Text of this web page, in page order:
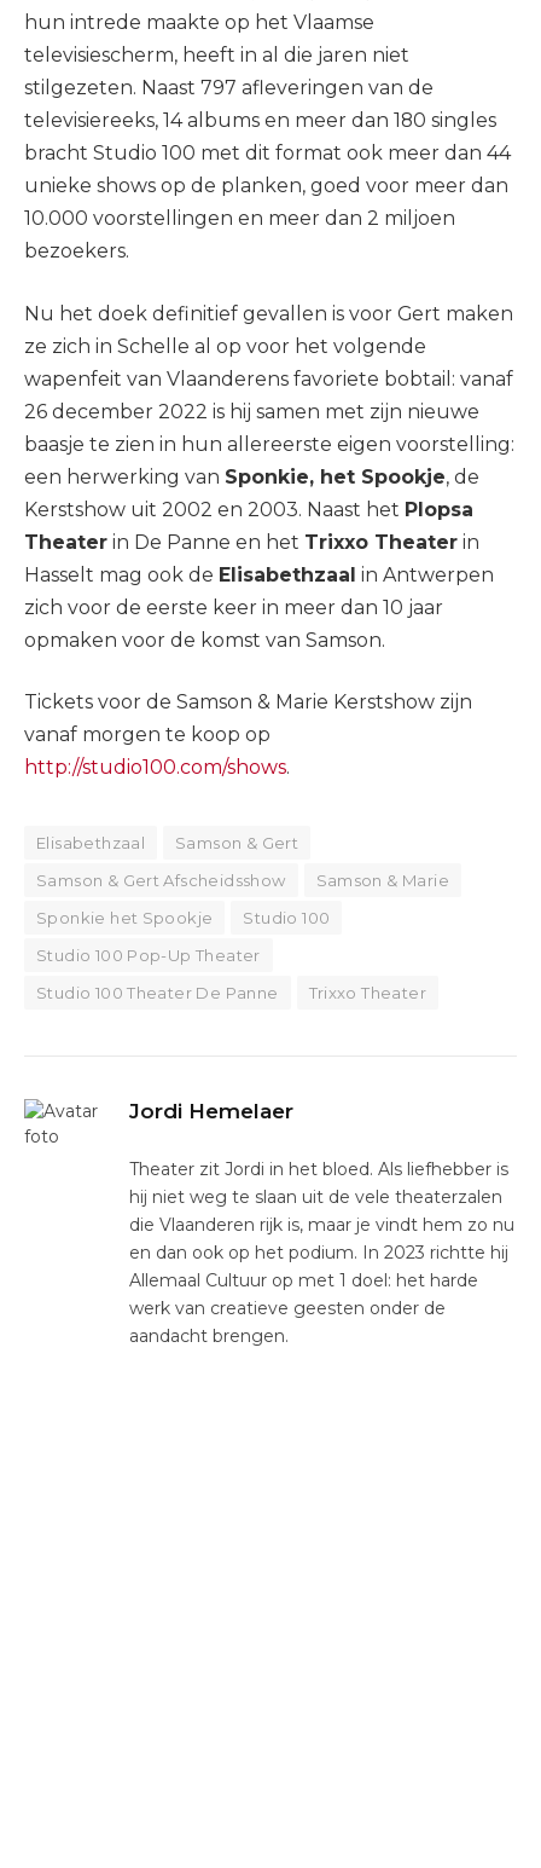
hun intrede maakte op het Vlaamse
televisiescherm, heeft in al die jaren niet
stilgezeten. Naast 797 afleveringen van de
televisiereeks, 14 albums en meer dan 180 singles
bracht Studio 100 met dit format ook meer dan 44
unieke shows op de planken, goed voor meer dan
10.000 voorstellingen en meer dan 2 miljoen
bezoekers.
Nu het doek definitief gevallen is voor Gert maken
ze zich in Schelle al op voor het volgende
wapenfeit van Vlaanderens favoriete bobtail: vanaf
26 december 2022 is hij samen met zijn nieuwe
baasje te zien in hun allereerste eigen voorstelling:
een herwerking van Sponkie, het Spookje, de
Kerstshow uit 2002 en 2003. Naast het Plopsa
Theater in De Panne en het Trixxo Theater in
Hasselt mag ook de Elisabethzaal in Antwerpen
zich voor de eerste keer in meer dan 10 jaar
opmaken voor de komst van Samson.
Tickets voor de Samson & Marie Kerstshow zijn
vanaf morgen te koop op
http://studio100.com/shows.
Elisabethzaal
Samson & Gert
Samson & Gert Afscheidsshow
Samson & Marie
Sponkie het Spookje
Studio 100
Studio 100 Pop-Up Theater
Studio 100 Theater De Panne
Trixxo Theater
Jordi Hemelaer
Theater zit Jordi in het bloed. Als liefhebber is
hij niet weg te slaan uit de vele theaterzalen
die Vlaanderen rijk is, maar je vindt hem zo nu
en dan ook op het podium. In 2023 richtte hij
Allemaal Cultuur op met 1 doel: het harde
werk van creatieve geesten onder de
aandacht brengen.